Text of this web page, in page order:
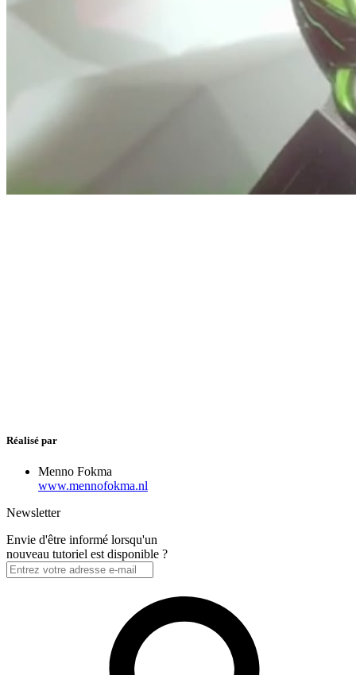
Réalisé par
Menno Fokma
www.mennofokma.nl
Newsletter
Envie d'être informé lorsqu'un
nouveau tutoriel est disponible ?